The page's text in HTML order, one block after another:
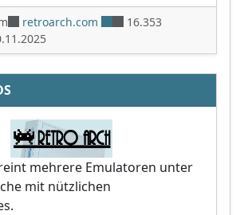
retroarch.com
16.353
mehrere Emulatoren unter
mit nützlichen